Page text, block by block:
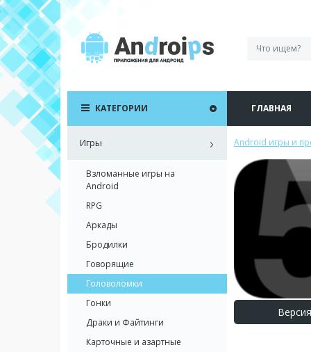
ГЛАВНАЯ
Android игры и
КАТЕГОРИИ
Игры
Взломанные игры на
Android
RPG
Аркады
Бродилки
Говорящие
Головоломки
Гонки
Драки и Файтинги
Карточные и азартные